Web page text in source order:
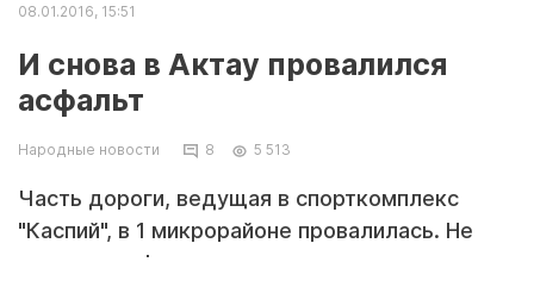
08.01.2016, 15:51
И снова в Актау провалился
асфальт
Народные новости 8 5 513
Часть дороги, ведущая в спорткомплекс
"Каспий", в 1 микрорайоне провалилась. Не
заметив дефект дороги, я повредил шину.